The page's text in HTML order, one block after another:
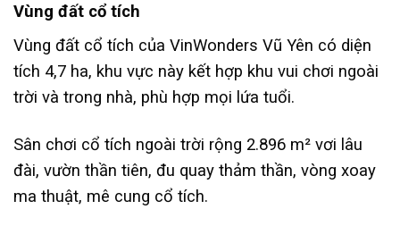
Vùng đất cổ tích
Vùng đất cổ tích của VinWonders Vũ Yên có diện
tích 4,7 ha, khu vực này kết hợp khu vui chơi ngoài
trời và trong nhà, phù hợp mọi lứa tuổi.
Sân chơi cổ tích ngoài trời rộng 2.896 m² vơi lâu
đài, vườn thần tiên, đu quay thảm thần, vòng xoay
ma thuật, mê cung cổ tích.